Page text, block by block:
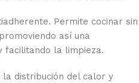
Permite cocinar sin
así una
facilitando la limpieza.
la distribución del calor y